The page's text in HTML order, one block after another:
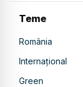
Teme
România
Internațional
Green